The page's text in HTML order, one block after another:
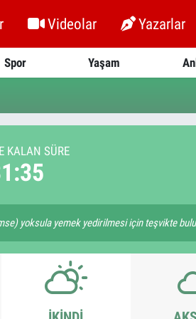
Videolar Yazarlar
Spor Yaşam
KALAN SÜRE
yoksula yemek yedirilmesi için teşvikte